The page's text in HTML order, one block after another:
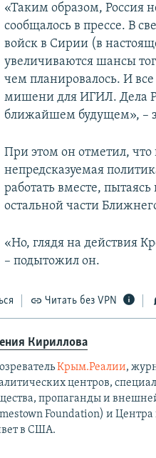
«Таким образом, Россия
сообщалось в прессе. В
войск в Сирии (в
увеличиваются шансы
чем планировалось. И
мишени для ИГИЛ. Дела
ближайшем будущем», –
При этом он отметил, что
непредсказуемая
работать вместе,
остальной части
«Но, глядя на действия
– подытожил он.
Читать без VPN
Кириллова
Крым.Реалии,
центров,
пропаганды и
Foundation) и
в США.